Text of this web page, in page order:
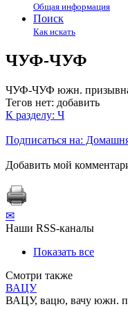
Общая информация
Поиск
Как искать
ЧУФ-ЧУФ
ЧУФ-ЧУФ южн.
Тегов нет: добавить
К разделу: Ч
Подписаться на:
Добавить мой
✉
Наши RSS-каналы
Показать все
Смотри также
ВАЦУ
ВАЦУ, вацю, вачу южн.